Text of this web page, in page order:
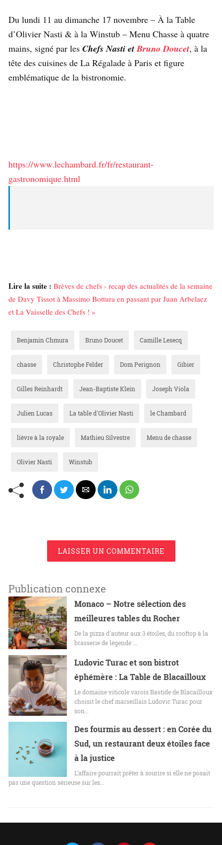
Du lundi 11 au dimanche 17 novembre – À la Table
d’Olivier Nasti & à la Winstub – Menu Chasse à quatre
mains, signé par les Chefs Nasti etBruno Doucet, à la
tête des cuisines de La Régalade à Paris et figure
emblématique de la bistronomie.
https://www.lechambard.fr/fr/restaurant-
gastronomique.html
Lire la suite : Brèves de chefs - recap des actualités de la semaine
de Davy Tissot à Massimo Bottura en passant par Juan Arbelaez
et La Vaisselle des Chefs ! »
Benjamin Chmura Bruno Doucet Camille Lesecq
chasse Christophe Felder Dom Perignon Gibier
Gilles Reinhardt Jean-Baptiste Klein Joseph Viola
Julien Lucas La table d'Olivier Nasti le Chambard
lièvre à la royale Mathieu Silvestre Menu de chasse
Olivier Nasti Winstub
LAISSER UN COMMENTAIRE
Publication connexe
Monaco – Notre sélection des
meilleures tables du Rocher
De la pizza d'auteur aux 3 étoiles, du rooftop à la
brasserie de légende :…
Ludovic Turac et son bistrot
éphémère : La Table de Blacailloux
Le domaine viticole varois Bastide de Blacailloux
choisit le chef marseillais Ludovic Turac pour
son…
Des fourmis au dessert : en Corée du
Sud, un restaurant deux étoiles face
à la justice
L’affaire pourrait prêter à sourire si elle ne posait
pas une question sérieuse sur les…